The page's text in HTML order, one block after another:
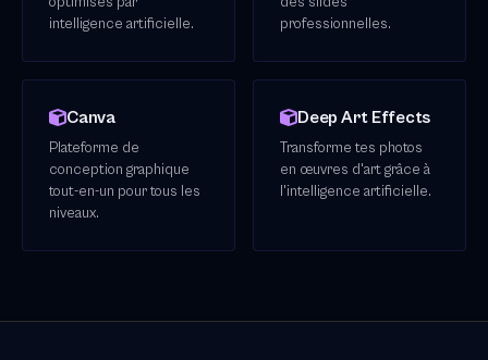
intelligence artificielle.
professionnelles.
Canva
Plateforme de
conception graphique
tout-en-un pour tous les
niveaux.
Deep Art Effects
Transforme tes photos
en œuvres d'art grâce à
l'intelligence artificielle.